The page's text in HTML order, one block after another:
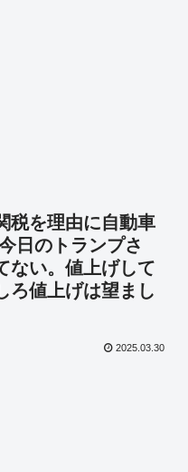
税を理由に自動車
日のトランプさ
ない。値上げして
ろ値上げは望まし
2025.03.30